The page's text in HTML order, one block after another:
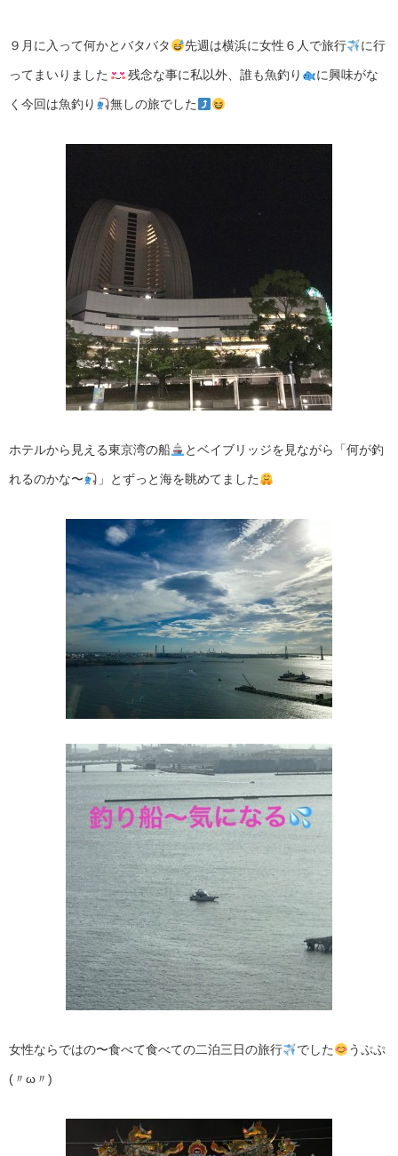
９月に入って何かとバタバタ 先週は横浜に女性６人で旅行 に行
ってまいりました 残念な事に私以外、誰も魚釣り に興味がな
く今回は魚釣り 無しの旅でした
ホテルから見える東京湾の船 とベイブリッジを見ながら「何が釣
れるのかな〜 」とずっと海を眺めてました
女性ならではの〜食べて食べての二泊三日の旅行 でした うぷぷ
(〃ω〃)